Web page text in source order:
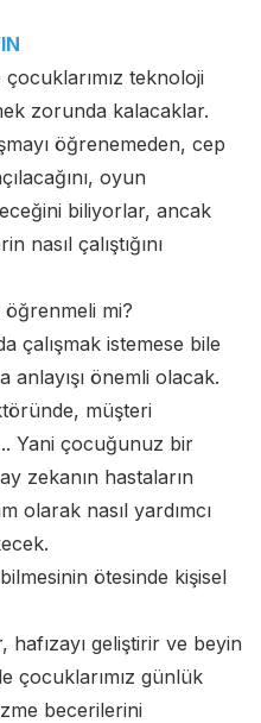
teknoloji
zorunda kalacaklar.
öğrenemeden, cep
oyun
biliyorlar, ancak
nasıl çalıştığını
mi?
çalışmak istemese bile
önemli olacak.
müşteri
Yani çocuğunuz bir
zekanın hastaların
olarak nasıl yardımcı
ötesinde kişisel
geliştirir ve beyin
çocuklarımız günlük
becerilerini